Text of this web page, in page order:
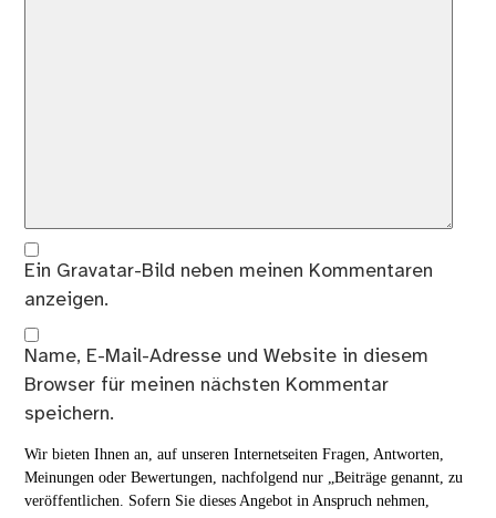
Ein Gravatar-Bild neben meinen Kommentaren
anzeigen.
Name, E-Mail-Adresse und Website in diesem
Browser für meinen nächsten Kommentar
speichern.
Wir bieten Ihnen an, auf unseren Internetseiten Fragen, Antworten,
Meinungen oder Bewertungen, nachfolgend nur „Beiträge genannt, zu
veröffentlichen. Sofern Sie dieses Angebot in Anspruch nehmen,